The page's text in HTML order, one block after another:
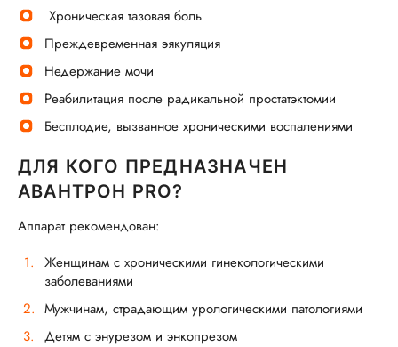
Хроническая тазовая боль
Преждевременная эякуляция
Недержание мочи
Реабилитация после радикальной простатэктомии
Бесплодие, вызванное хроническими воспалениями
ДЛЯ КОГО ПРЕДНАЗНАЧЕН
АВАНТРОН PRO?
Аппарат рекомендован:
Женщинам с хроническими гинекологическими
заболеваниями
Мужчинам, страдающим урологическими патологиями
Детям с энурезом и энкопрезом